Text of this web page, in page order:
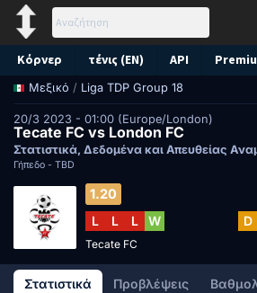
Κόρνερ τένις (EN) API
Μεξικό / Liga TDP Group 18
20/3 2023 - 01:00 (Europe/London)
Tecate FC vs London FC
Στατιστικά, Δεδομένα και Απευθείας
Γήπεδο - TBD
1.20
L
L L W
Tecate FC
D
Στατιστικά Προβλέψεις